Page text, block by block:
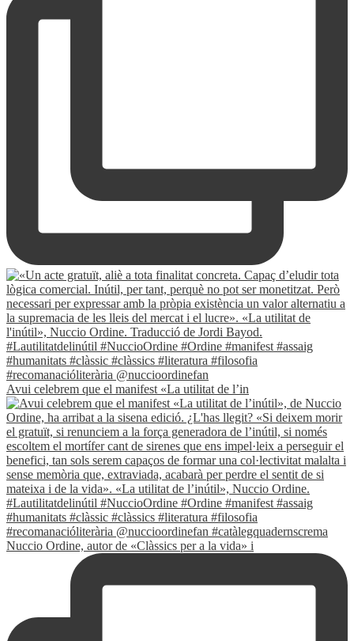
Avui celebrem que el manifest «La utilitat de l’in
Nuccio Ordine, autor de «Clàssics per a la vida» i